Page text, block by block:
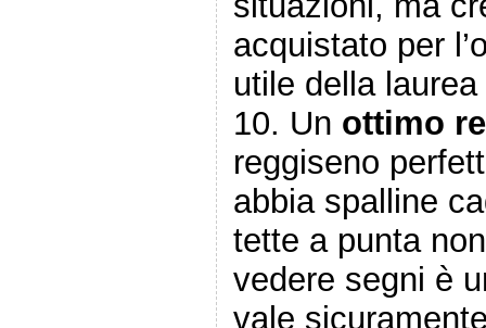
acquistato per
utile della
10. Un ottimo
reggiseno
abbia spalline
tette a punta
vedere segni è
vale